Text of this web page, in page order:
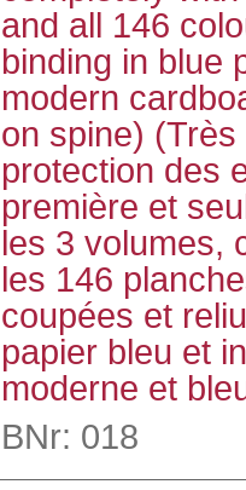
and all 146
binding in blue
modern
on spine)
protection des
première et
les 3 volumes,
les 146
coupées et
papier bleu et
moderne et
BNr: 018